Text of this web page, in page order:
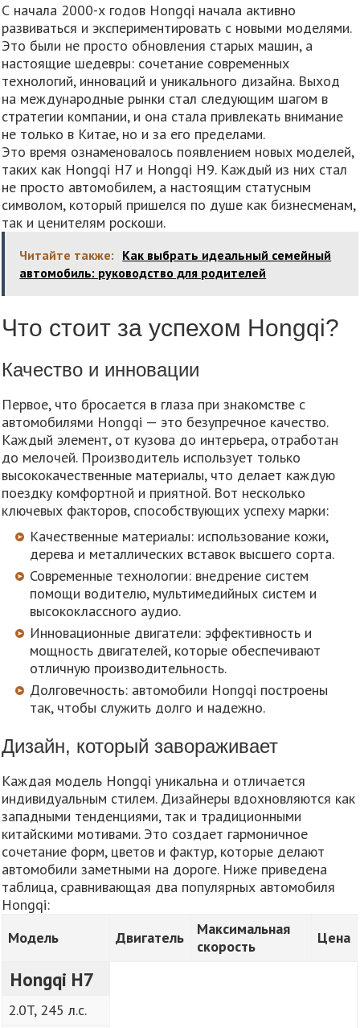
С начала 2000-х годов Hongqi начала активно
развиваться и экспериментировать с новыми моделями.
Это были не просто обновления старых машин, а
настоящие шедевры: сочетание современных
технологий, инноваций и уникального дизайна. Выход
на международные рынки стал следующим шагом в
стратегии компании, и она стала привлекать внимание
не только в Китае, но и за его пределами.
Это время ознаменовалось появлением новых моделей,
таких как Hongqi H7 и Hongqi H9. Каждый из них стал
не просто автомобилем, а настоящим статусным
символом, который пришелся по душе как бизнесменам,
так и ценителям роскоши.
Читайте также: Как выбрать идеальный семейный
автомобиль: руководство для родителей
Что стоит за успехом Hongqi?
Качество и инновации
Первое, что бросается в глаза при знакомстве с
автомобилями Hongqi — это безупречное качество.
Каждый элемент, от кузова до интерьера, отработан
до мелочей. Производитель использует только
высококачественные материалы, что делает каждую
поездку комфортной и приятной. Вот несколько
ключевых факторов, способствующих успеху марки:
Качественные материалы: использование кожи,
дерева и металлических вставок высшего сорта.
Современные технологии: внедрение систем
помощи водителю, мультимедийных систем и
высококлассного аудио.
Инновационные двигатели: эффективность и
мощность двигателей, которые обеспечивают
отличную производительность.
Долговечность: автомобили Hongqi построены
так, чтобы служить долго и надежно.
Дизайн, который завораживает
Каждая модель Hongqi уникальна и отличается
индивидуальным стилем. Дизайнеры вдохновляются как
западными тенденциями, так и традиционными
китайскими мотивами. Это создает гармоничное
сочетание форм, цветов и фактур, которые делают
автомобили заметными на дороге. Ниже приведена
таблица, сравнивающая два популярных автомобиля
Hongqi:
Модель
Двигатель
Максимальная
скорость
Цена
Hongqi H7
2.0T, 245 л.с.